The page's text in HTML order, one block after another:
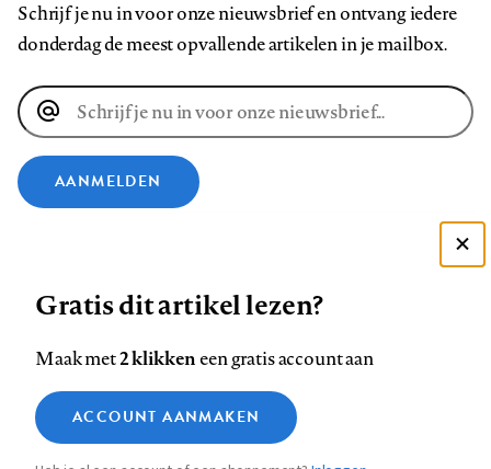
Schrijf je nu in voor onze nieuwsbrief en ontvang iedere
donderdag de meest opvallende artikelen in je mailbox.
E-
mailadres
AANMELDEN
ons
op
Facebook
ons
op
LinkedIn
ons
op
Bluesky
ons
op
Instagram
ons
op
YouTube
ons
Footer
Contact Colofon Disclaimer Privacy
Medische vragen verdienen
betrouwbare antwoorden
Zie onze cookie policy
Analytische cookies
Gratis dit artikel lezen?
Maak met2 klikkeneen gratis account aan
ACCOUNT AANMAKEN